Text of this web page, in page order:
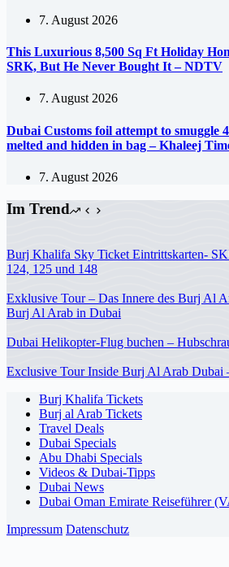
7. August 2026
This Luxurious 8,500 Sq Ft Holiday
SRK, But He Never Bought It – NDTV
7. August 2026
Dubai Customs foil attempt to smuggle
melted and hidden in bag – Khaleej
7. August 2026
Im Trend
Burj Khalifa Sky Ticket Eintrittskarten-
124, 125 und 148
Exklusive Tour – Das Innere des Burj Al
Burj Al Arab in Dubai
Dubai Helikopter-Flug buchen –
Exclusive Tour Inside Burj Al Arab Dubai
Burj Khalifa Tickets
Burj al Arab Tickets
Travel Deals
Dubai Specials
Abu Dhabi Specials
Videos & Dubai-Tipps
Dubai News
Dubai Oman Emirate Reiseführer
Impressum Datenschutz